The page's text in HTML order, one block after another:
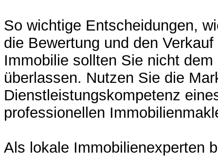
So wichtige Entscheidungen,
die Bewertung und den Verkauf
Immobilie sollten Sie nicht dem
überlassen. Nutzen Sie die
Dienstleistungskompetenz
professionellen
Als lokale Immobilienexperten